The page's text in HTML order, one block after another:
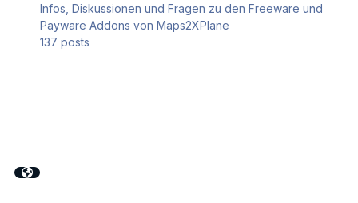
Infos, Diskussionen und Fragen zu den Freeware und
Payware Addons von Maps2XPlane
137 posts